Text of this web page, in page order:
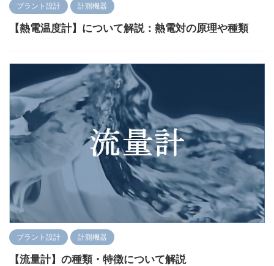
プラント設計 計測機器
【熱電温度計】について解説：熱電対の原理や種類
プラント設計 計測機器
【流量計】の種類・特徴について解説